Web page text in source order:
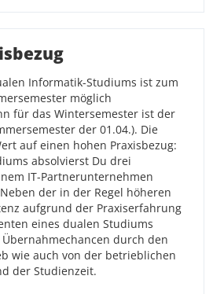
Informatik-Studiums ist zum
möglich
für das Wintersemester ist der
der 01.04.). Die
auf einen hohen Praxisbezug:
absolvierst Du drei
IT-Partnerunternehmen
Neben der in der Regel höheren
aufgrund der Praxiserfahrung
eines dualen Studiums
durch den
wie auch von der betrieblichen
der Studienzeit.